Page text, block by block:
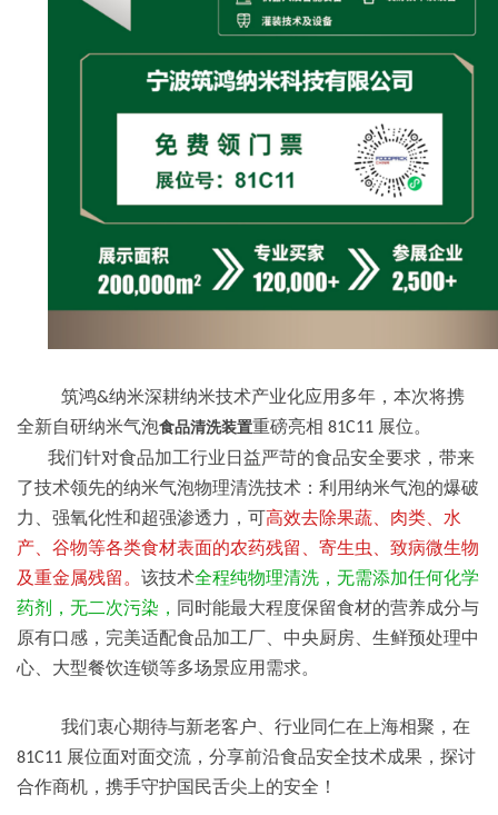
筑鸿&纳米深耕纳米技术产业化应用多年，本次将携
全新自研纳米气泡食品清洗装置重磅亮相 81C11 展位。
我们针对食品加工行业日益严苛的食品安全要求，带来
了技术领先的纳米气泡物理清洗技术：利用纳米气泡的爆破
力、强氧化性和超强渗透力，可高效去除果蔬、肉类、水
产、谷物等各类食材表面的农药残留、寄生虫、致病微生物
及重金属残留。 该技术全程纯物理清洗，无需添加任何化学
药剂，无二次污染， 同时能最大程度保留食材的营养成分与
原有口感，完美适配食品加工厂、中央厨房、生鲜预处理中
心、大型餐饮连锁等多场景应用需求。
我们衷心期待与新老客户、行业同仁在上海相聚，在
81C11 展位面对面交流，分享前沿食品安全技术成果，探讨
合作商机，携手守护国民舌尖上的安全！